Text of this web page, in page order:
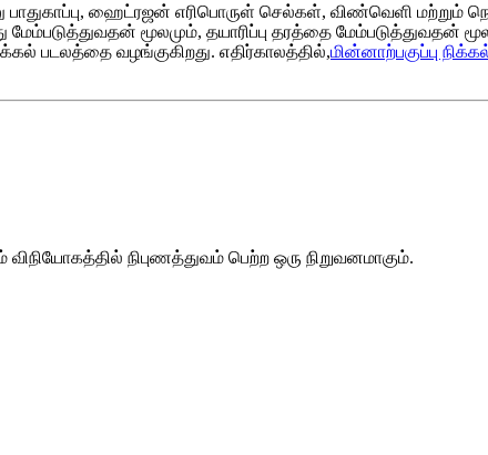
ஹைட்ரஜன் எரிபொருள் செல்கள், விண்வெளி மற்றும்
மூலமும், தயாரிப்பு தரத்தை மேம்படுத்துவதன்
படலத்தை வழங்குகிறது. எதிர்காலத்தில்,மின்னாற்பகுப்பு
நிபுணத்துவம் பெற்ற ஒரு நிறுவனமாகும்.